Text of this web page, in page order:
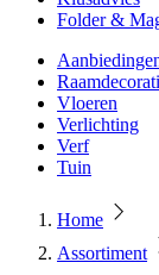
Folder &
Vloeren
Verlichting
Verf
Tuin
Home
Assortiment